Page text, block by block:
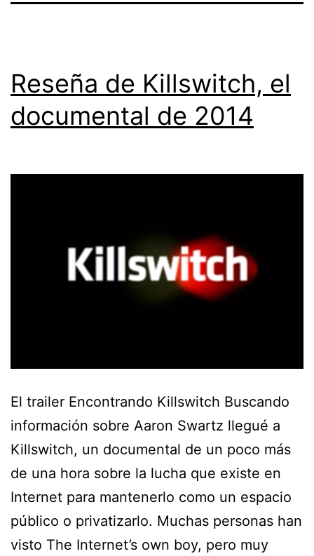
Reseña de Killswitch, el
documental de 2014
El trailer Encontrando Killswitch Buscando
información sobre Aaron Swartz llegué a
Killswitch, un documental de un poco más
de una hora sobre la lucha que existe en
Internet para mantenerlo como un espacio
público o privatizarlo. Muchas personas han
visto The Internet’s own boy, pero muy